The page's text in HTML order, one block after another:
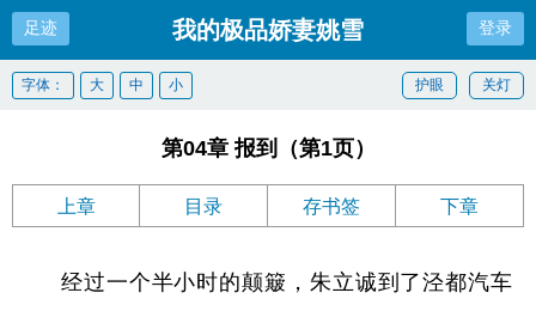
足迹 我的极品娇妻姚雪 登录
关灯
护眼
字体： 大 中 小
第04章 报到（第1页）
上章 目录 存书签 下章
经过一个半小时的颠簸，朱立诚到了泾都汽车